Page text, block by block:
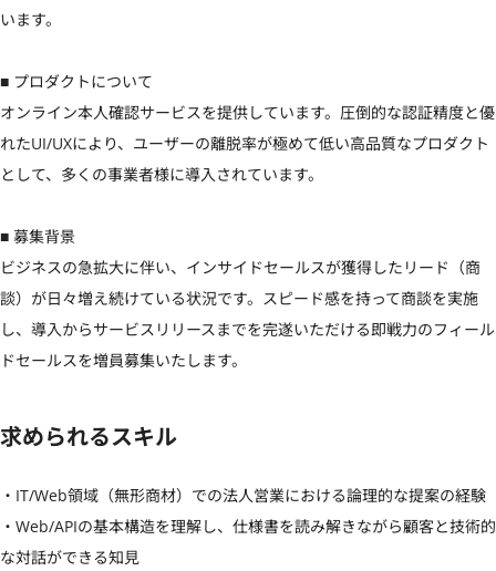
います。
■ プロダクトについて
オンライン本人確認サービスを提供しています。圧倒的な認証精度と優
れたUI/UXにより、ユーザーの離脱率が極めて低い高品質なプロダクト
として、多くの事業者様に導入されています。
■ 募集背景
ビジネスの急拡大に伴い、インサイドセールスが獲得したリード（商
談）が日々増え続けている状況です。スピード感を持って商談を実施
し、導入からサービスリリースまでを完遂いただける即戦力のフィール
ドセールスを増員募集いたします。
求められるスキル
・IT/Web領域（無形商材）での法人営業における論理的な提案の経験
・Web/APIの基本構造を理解し、仕様書を読み解きながら顧客と技術的
な対話ができる知見